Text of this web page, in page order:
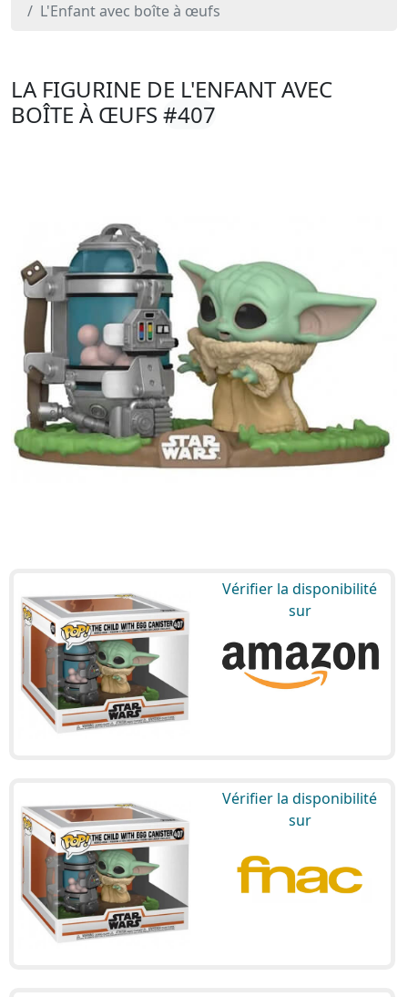
L'Enfant avec boîte à œufs
LA FIGURINE DE L'ENFANT AVEC
BOÎTE À ŒUFS #407
Vérifier la disponibilité
sur
Vérifier la disponibilité
sur